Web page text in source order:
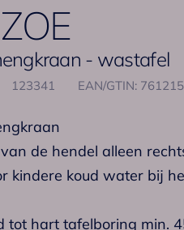
ZOE
- wastafel
123341 EAN/GTIN:
de hendel alleen
kindere koud water bij
tot hart tafelboring min.